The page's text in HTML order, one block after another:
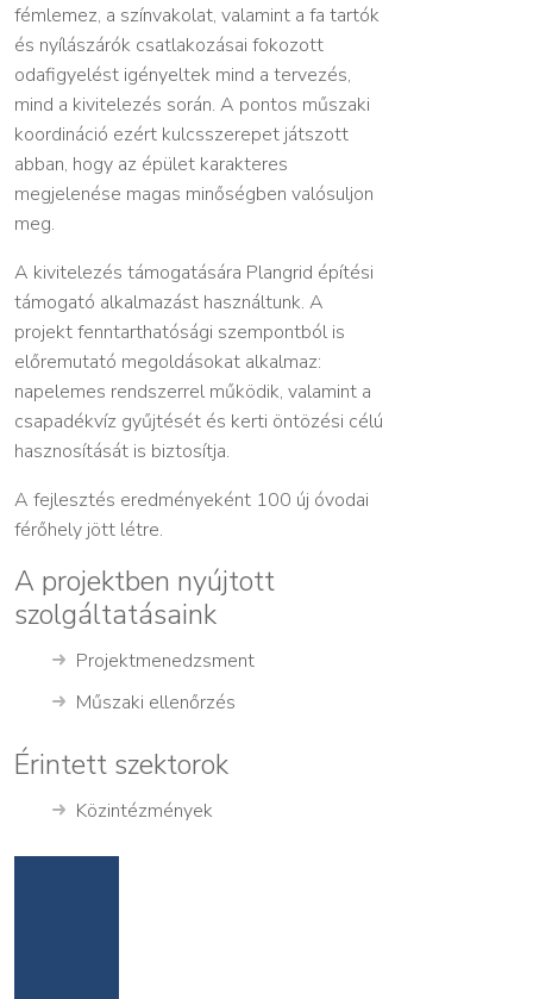
fémlemez, a színvakolat, valamint a fa tartók
és nyílászárók csatlakozásai fokozott
odafigyelést igényeltek mind a tervezés,
mind a kivitelezés során. A pontos műszaki
koordináció ezért kulcsszerepet játszott
abban, hogy az épület karakteres
megjelenése magas minőségben valósuljon
meg.
A kivitelezés támogatására Plangrid építési
támogató alkalmazást használtunk. A
projekt fenntarthatósági szempontból is
előremutató megoldásokat alkalmaz:
napelemes rendszerrel működik, valamint a
csapadékvíz gyűjtését és kerti öntözési célú
hasznosítását is biztosítja.
A fejlesztés eredményeként 100 új óvodai
férőhely jött létre.
A projektben nyújtott
szolgáltatásaink
Projektmenedzsment
Műszaki ellenőrzés
Érintett szektorok
Közintézmények